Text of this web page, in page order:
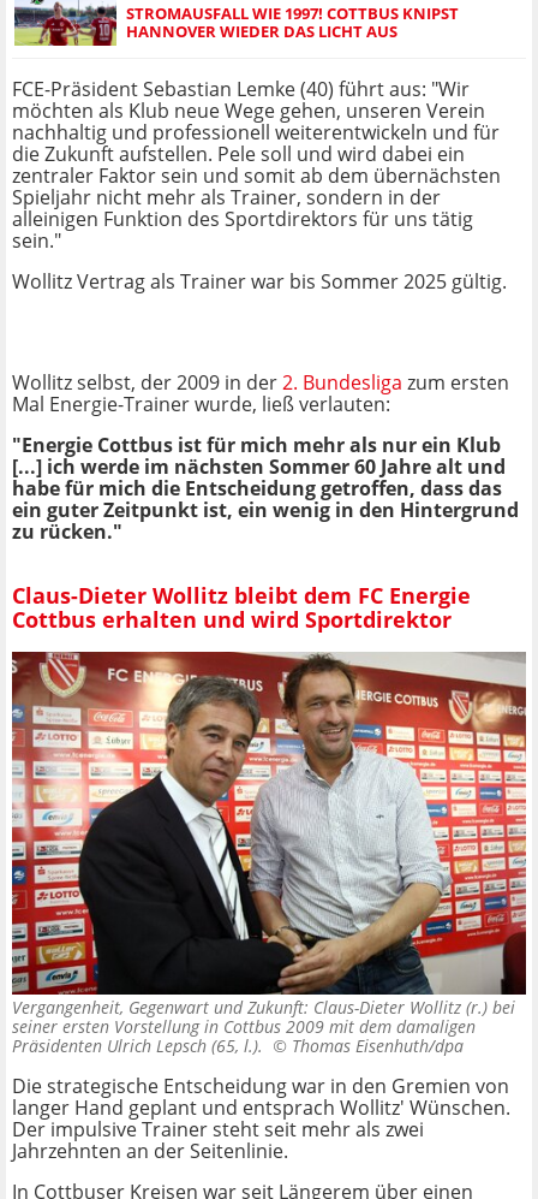
STROMAUSFALL WIE 1997! COTTBUS KNIPST
HANNOVER WIEDER DAS LICHT AUS
FCE-Präsident Sebastian Lemke (40) führt aus: "Wir
möchten als Klub neue Wege gehen, unseren Verein
nachhaltig und professionell weiterentwickeln und für
die Zukunft aufstellen. Pele soll und wird dabei ein
zentraler Faktor sein und somit ab dem übernächsten
Spieljahr nicht mehr als Trainer, sondern in der
alleinigen Funktion des Sportdirektors für uns tätig
sein."
Wollitz Vertrag als Trainer war bis Sommer 2025 gültig.
Wollitz selbst, der 2009 in der2. Bundesliga zum ersten
Mal Energie-Trainer wurde, ließ verlauten:
"Energie Cottbus ist für mich mehr als nur ein Klub
[...] ich werde im nächsten Sommer 60 Jahre alt und
habe für mich die Entscheidung getroffen, dass das
ein guter Zeitpunkt ist, ein wenig in den Hintergrund
zu rücken."
Claus-Dieter Wollitz bleibt dem FC Energie
Cottbus erhalten und wird Sportdirektor
Vergangenheit, Gegenwart und Zukunft: Claus-Dieter Wollitz (r.) bei
seiner ersten Vorstellung in Cottbus 2009 mit dem damaligen
Präsidenten Ulrich Lepsch (65, l.). © Thomas Eisenhuth/dpa
Die strategische Entscheidung war in den Gremien von
langer Hand geplant und entsprach Wollitz' Wünschen.
Der impulsive Trainer steht seit mehr als zwei
Jahrzehnten an der Seitenlinie.
In Cottbuser Kreisen war seit Längerem über einen